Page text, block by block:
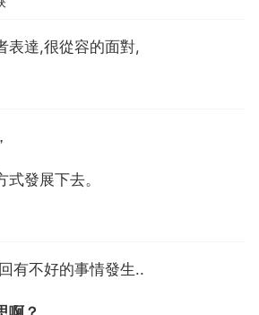
表達,很從容的面對,
發展下去。
有不好的事情發生..